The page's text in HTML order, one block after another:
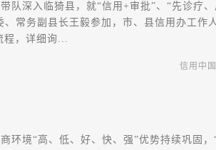
深入临猗县，就“信用+审批”、“先诊疗
、常务副县长王毅参加，市、县信用办工
程，详细询...
信用中国
环境“高、低、好、快、强”优势持续巩固，